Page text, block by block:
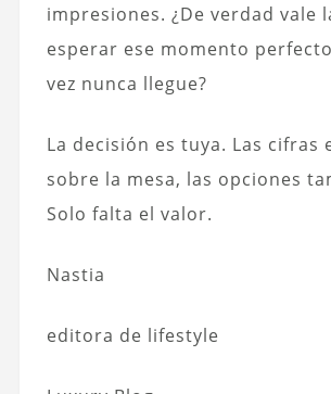
impresiones. ¿De verdad vale
esperar ese momento
vez nunca llegue?
La decisión es tuya. Las cifras
sobre la mesa, las opciones
Solo falta el valor.
Nastia
editora de lifestyle